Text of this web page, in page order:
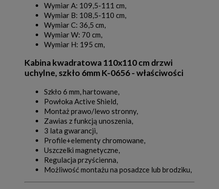
Wymiar A: 109,5-111 cm,
Wymiar B: 108,5-110 cm,
Wymiar C: 36,5 cm,
Wymiar W: 70 cm,
Wymiar H: 195 cm,
Kabina kwadratowa 110x110 cm drzwi
uchylne, szkło 6mm K-0656 - właściwości
Szkło 6 mm, hartowane,
Powłoka Active Shield,
Montaż prawo/lewo stronny,
Zawias z funkcją unoszenia,
3 lata gwarancji,
Profile+elementy chromowane,
Uszczelki magnetyczne,
Regulacja przyścienna,
Możliwość montażu na posadzce lub brodziku,